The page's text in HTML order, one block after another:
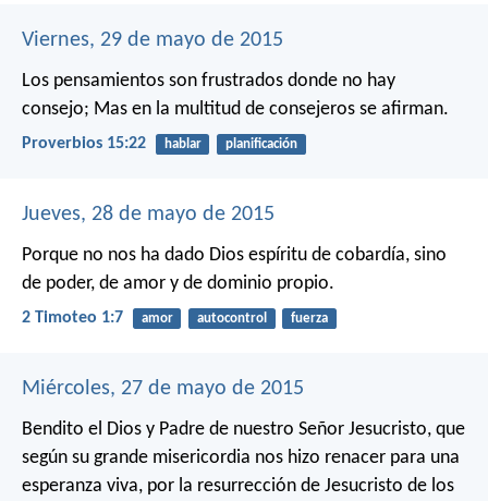
Viernes, 29 de mayo de 2015
Los pensamientos son frustrados donde no hay
consejo; Mas en la multitud de consejeros se afirman.
Proverbios 15:22 hablar planificación
Jueves, 28 de mayo de 2015
Porque no nos ha dado Dios espíritu de cobardía, sino
de poder, de amor y de dominio propio.
2 Timoteo 1:7 amor autocontrol fuerza
Miércoles, 27 de mayo de 2015
Bendito el Dios y Padre de nuestro Señor Jesucristo, que
según su grande misericordia nos hizo renacer para una
esperanza viva, por la resurrección de Jesucristo de los